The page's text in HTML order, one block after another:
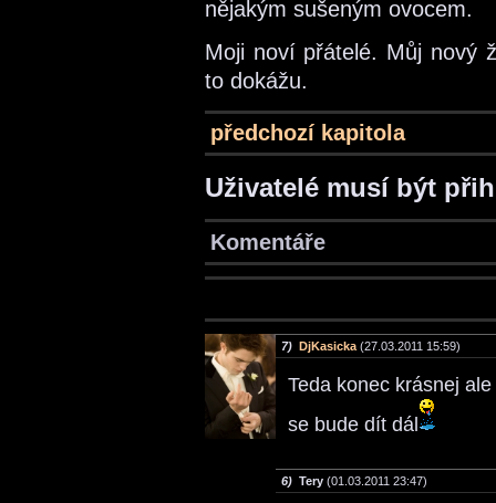
nějakým sušeným ovocem.
Moji noví přátelé. Můj nový
to dokážu.
předchozí kapitola
Uživatelé musí být
Komentáře
7) DjKasicka (27.03.2011 15:59)
Teda konec krásnej
se bude dít dál
6) Tery (01.03.2011 23:47)